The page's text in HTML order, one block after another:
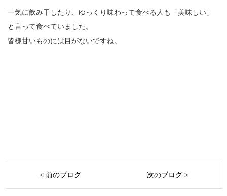
一気に飲み干したり、ゆっくり味わって食べる人も「美味しい」
と言って食べていました。
皆様甘いものには目がないですね。
< 前のブログ 次のブログ >